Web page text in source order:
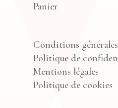
Panier
Conditions
Politique de
Mentions légales
Politique de cookies